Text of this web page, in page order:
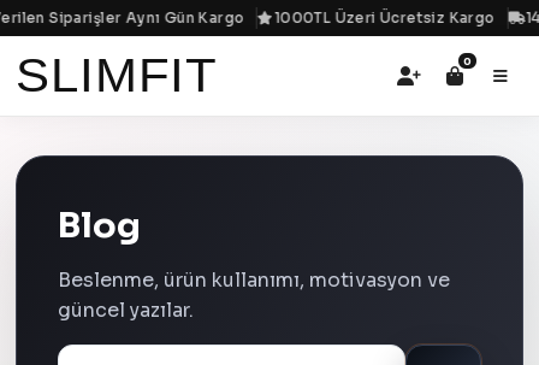
Siparişler Aynı Gün Kargo 1000TL Üzeri Ücretsiz Kargo
SLIMFIT 0
Blog
Beslenme, ürün kullanımı, motivasyon ve
güncel yazılar.